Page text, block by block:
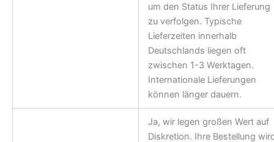
um den Status Ihrer Lieferung
zu verfolgen. Typische
Lieferzeiten innerhalb
Deutschlands liegen oft
zwischen 1-3 Werktagen.
Internationale Lieferungen
können länger dauern.
Ja, wir legen großen Wert auf
Diskretion. Ihre Bestellung